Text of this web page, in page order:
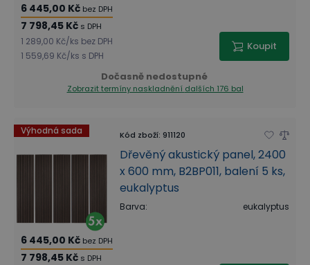
6 445,00 Kč bez DPH
7 798,45 Kč s DPH
1 289,00 Kč/ks bez DPH
1 559,69 Kč/ks s DPH
Koupit
Dočasně nedostupné
Zobrazit termíny naskladnění dalších 176 bal
Výhodná sada Kód zboží: 911120
Dřevěný akustický panel, 2400
x 600 mm, B2BP011, balení 5 ks,
eukalyptus
Barva: eukalyptus
6 445,00 Kč bez DPH
7 798,45 Kč s DPH